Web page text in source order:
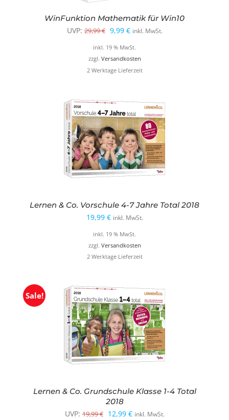
WinFunktion Mathematik für Win10
UVP: 29,99€ Ursprünglicher
Preis
war:
29,99 €
9,99 €Aktueller
Preis
ist:
9,99 €.
inkl. MwSt.
inkl. 19 % MwSt.
zzgl. Versandkosten
2 Werktage Lieferzeit
Lernen & Co. Vorschule 4-7 Jahre Total 2018
19,99 € inkl. MwSt.
inkl. 19 % MwSt.
zzgl. Versandkosten
2 Werktage Lieferzeit
Sale!
Lernen & Co. Grundschule Klasse 1-4 Total
2018
UVP: 19,99€ Ursprünglicher
12,99 €Aktueller
inkl. MwSt.